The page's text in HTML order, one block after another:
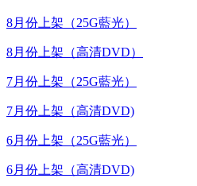
8月份上架（25G藍光）
8月份上架（高清DVD）
7月份上架（25G藍光）
7月份上架（高清DVD)
6月份上架（25G藍光）
6月份上架（高清DVD)